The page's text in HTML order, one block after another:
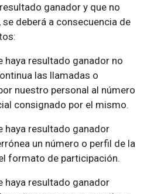
ganador y que no
deberá a consecuencia de
haya resultado ganador no
las llamadas o
nuestro personal al número
consignado por el mismo.
haya resultado ganador
un número o perfil de la
formato de participación.
haya resultado ganador